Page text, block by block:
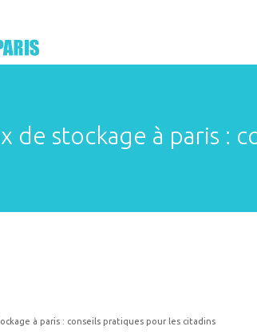
de stockage à paris :
à paris : conseils pratiques pour les citadins